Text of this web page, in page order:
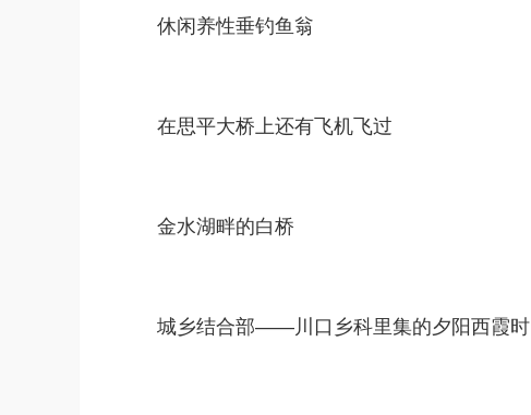
休闲养性垂钓鱼翁
在思平大桥上还有飞机飞过
金水湖畔的白桥
城乡结合部——川口乡科里集的夕阳西霞时